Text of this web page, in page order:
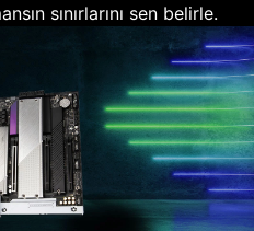
sınırlarını sen belirle.